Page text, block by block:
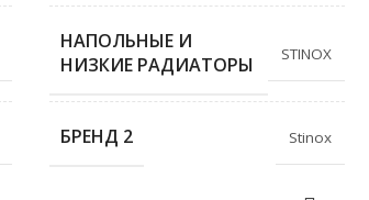
НАПОЛЬНЫЕ И
НИЗКИЕ РАДИАТОРЫ
STINOX
БРЕНД 2 Stinox